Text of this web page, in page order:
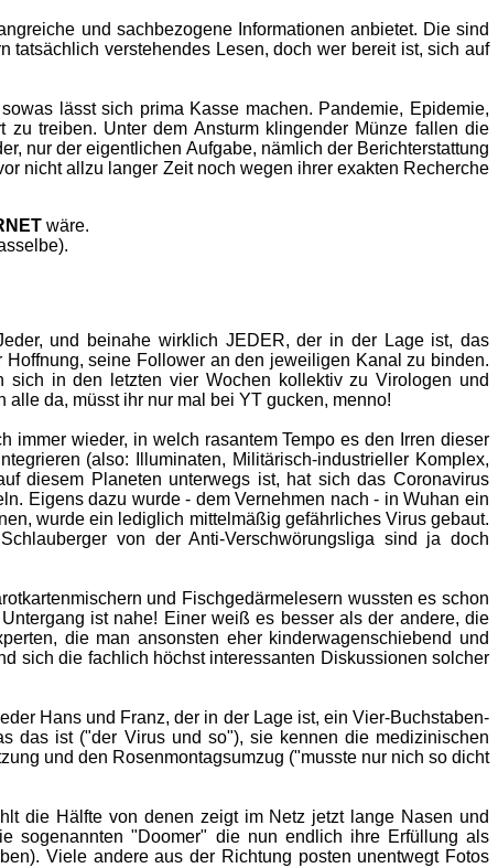
und sachbezogene Informationen anbietet. Die sind
verstehendes Lesen, doch wer bereit ist, sich auf
lässt sich prima Kasse machen. Pandemie, Epidemie,
treiben. Unter dem Ansturm klingender Münze fallen die
nur der eigentlichen Aufgabe, nämlich der Berichterstattung
nicht allzu langer Zeit noch wegen ihrer exakten Recherche
wäre.
und beinahe wirklich JEDER, der in der Lage ist, das
seine Follower an den jeweiligen Kanal zu binden.
sich in den letzten vier Wochen kollektiv zu Virologen und
da, müsst ihr nur mal bei YT gucken, menno!
wieder, in welch rasantem Tempo es den Irren dieser
(also: Illuminaten, Militärisch-industrieller Komplex,
diesem Planeten unterwegs ist, hat sich das Coronavirus
Eigens dazu wurde - dem Vernehmen nach - in Wuhan ein
wurde ein lediglich mittelmäßig gefährliches Virus gebaut.
von der Anti-Verschwörungsliga sind ja doch
und Fischgedärmelesern wussten es schon
ist nahe! Einer weiß es besser als der andere, die
die man ansonsten eher kinderwagenschiebend und
sich die fachlich höchst interessanten Diskussionen solcher
Hans und Franz, der in der Lage ist, ein Vier-Buchstaben-
das ist ("der Virus und so"), sie kennen die medizinischen
und den Rosenmontagsumzug ("musste nur nich so dicht
die Hälfte von denen zeigt im Netz jetzt lange Nasen und
sogenannten "Doomer" die nun endlich ihre Erfüllung als
Viele andere aus der Richtung posten unentwegt Fotos